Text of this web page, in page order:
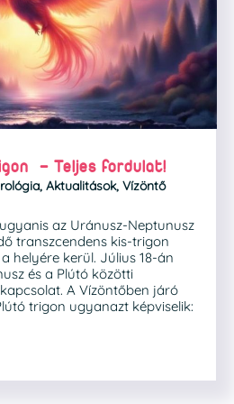
– Teljes fordulat!
, Aktualitások, Vízöntő
az Uránusz-Neptunusz
transzcendens kis-trigon
helyére kerül. Július 18-án
és a Plútó közötti
A Vízöntőben járó
trigon ugyanazt képviselik: